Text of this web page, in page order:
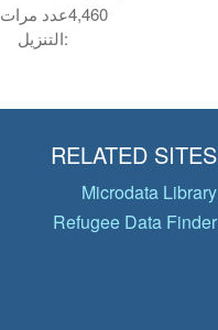
عدد مرات
التنزيل:
4,460
RELATED SITES
Microdata Library
Refugee Data Finder